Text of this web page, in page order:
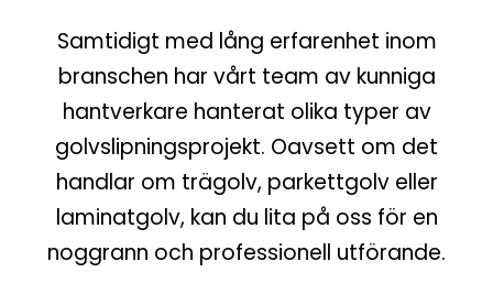
Samtidigt med lång erfarenhet inom
branschen har vårt team av kunniga
hantverkare hanterat olika typer av
golvslipningsprojekt. Oavsett om det
handlar om trägolv, parkettgolv eller
laminatgolv, kan du lita på oss för en
noggrann och professionell utförande.